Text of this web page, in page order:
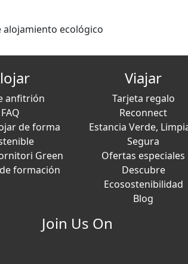
alojamiento ecológico
anfitrión
FAQ
de forma
Green
formación
Viajar
Tarjeta regalo
Reconnect
Estancia Verde,
Segura
Ofertas especiales
Descubre
Ecosostenibilidad
Blog
Join Us On